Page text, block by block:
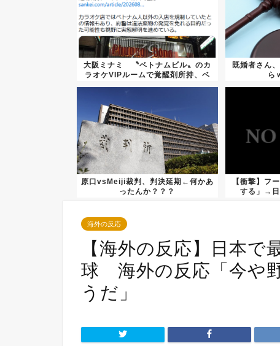
大阪ミナミ 〝ベトナムビル〟のカ
ラオケVIPルームで覚醒剤所持、ベ
既婚者さん
ら
原口vsMeiji裁判、判決延期←何かあ
ったんか？？？
【衝撃】フ
する」→日
海外の反応
【海外の反応】日本
球 海外の反応「今や
うだ」